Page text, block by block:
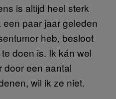
is altijd heel sterk
paar jaar geleden
heb, besloot
doen is. Ik kán wel
door een aantal
wil ik ze niet.